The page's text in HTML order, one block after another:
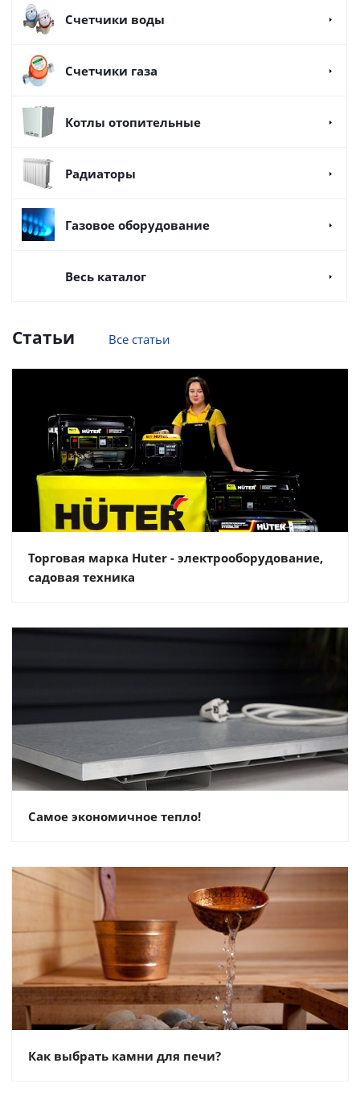
Счетчики воды
Счетчики газа
Котлы отопительные
Радиаторы
Газовое оборудование
Весь каталог
Статьи Все статьи
Торговая марка Huter - электрооборудование,
садовая техника
Самое экономичное тепло!
Как выбрать камни для печи?